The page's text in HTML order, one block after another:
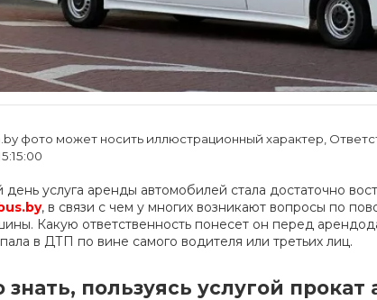
фото может носить иллюстрационный характер,
услуга аренды автомобилей стала достаточно
, в связи с чем у многих возникают вопросы по
Какую ответственность понесет он перед
в ДТП по вине самого водителя или третьих лиц.
пользуясь услугой прокат